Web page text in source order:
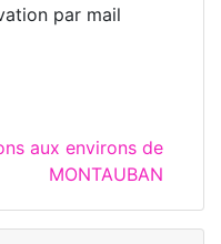
par mail
aux environs de
MONTAUBAN